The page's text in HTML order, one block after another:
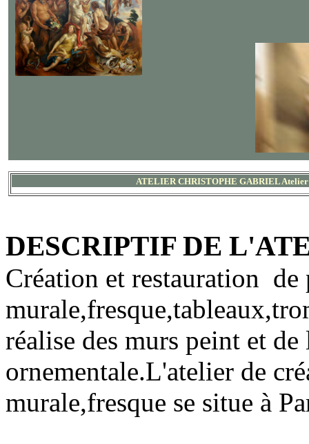
ATELIER CHRISTOPHE GABRIEL Atelier
DESCRIPTIF DE
Création et restauration de
réalise des murs peint et
ornementale.L'atelier de
murale,fresque se situe à